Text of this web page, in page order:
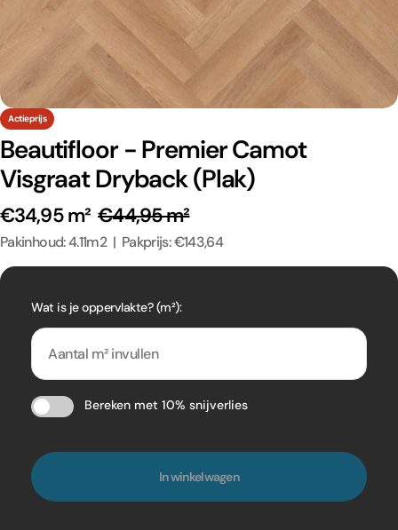
Actieprijs
Beautifloor - Premier Camot
Visgraat Dryback (Plak)
€34,95 m² €44,95 m²
Pakinhoud: 4.11m2 | Pakprijs: €143,64
Wat is je oppervlakte? (m²):
Bereken met 10% snijverlies
In winkelwagen